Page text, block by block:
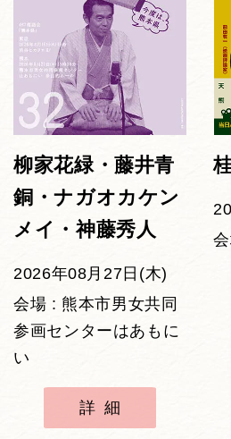
柳家花緑・藤井青
銅・ナガオカケン
メイ・神藤秀人
2026年08月27日(木)
会場 : 熊本市男女共同
参画センターはあもに
い
詳細